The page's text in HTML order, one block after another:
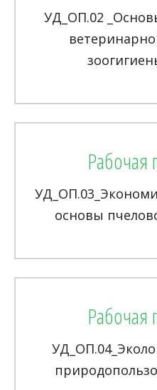
УД_ОП.02
Рабочая
основы
Рабочая